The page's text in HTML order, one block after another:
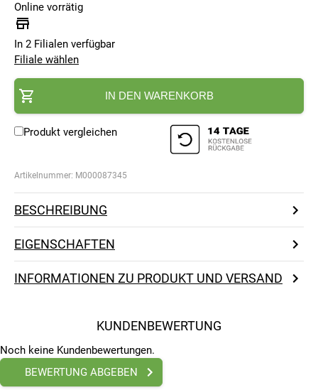
Online vorrätig
In 2 Filialen verfügbar
Filiale wählen
IN DEN WARENKORB
Produkt vergleichen
Artikelnummer: M000087345
BESCHREIBUNG
EIGENSCHAFTEN
INFORMATIONEN ZU PRODUKT UND VERSAND
KUNDENBEWERTUNG
Noch keine Kundenbewertungen.
BEWERTUNG ABGEBEN